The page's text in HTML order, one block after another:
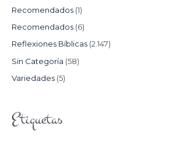
Recomendados (1)
Recomendados (6)
Reflexiones Bíblicas (2.147)
Sin Categoría (58)
Variedades (5)
Etiquetas